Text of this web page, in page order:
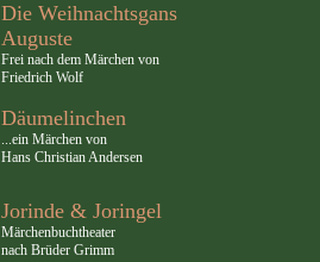
Die Weihnachtsgans
Auguste
Frei nach dem Märchen von
Friedrich Wolf
Däumelinchen
...ein Märchen von
Hans Christian Andersen
Jorinde & Joringel
Märchenbuchtheater
nach Brüder Grimm